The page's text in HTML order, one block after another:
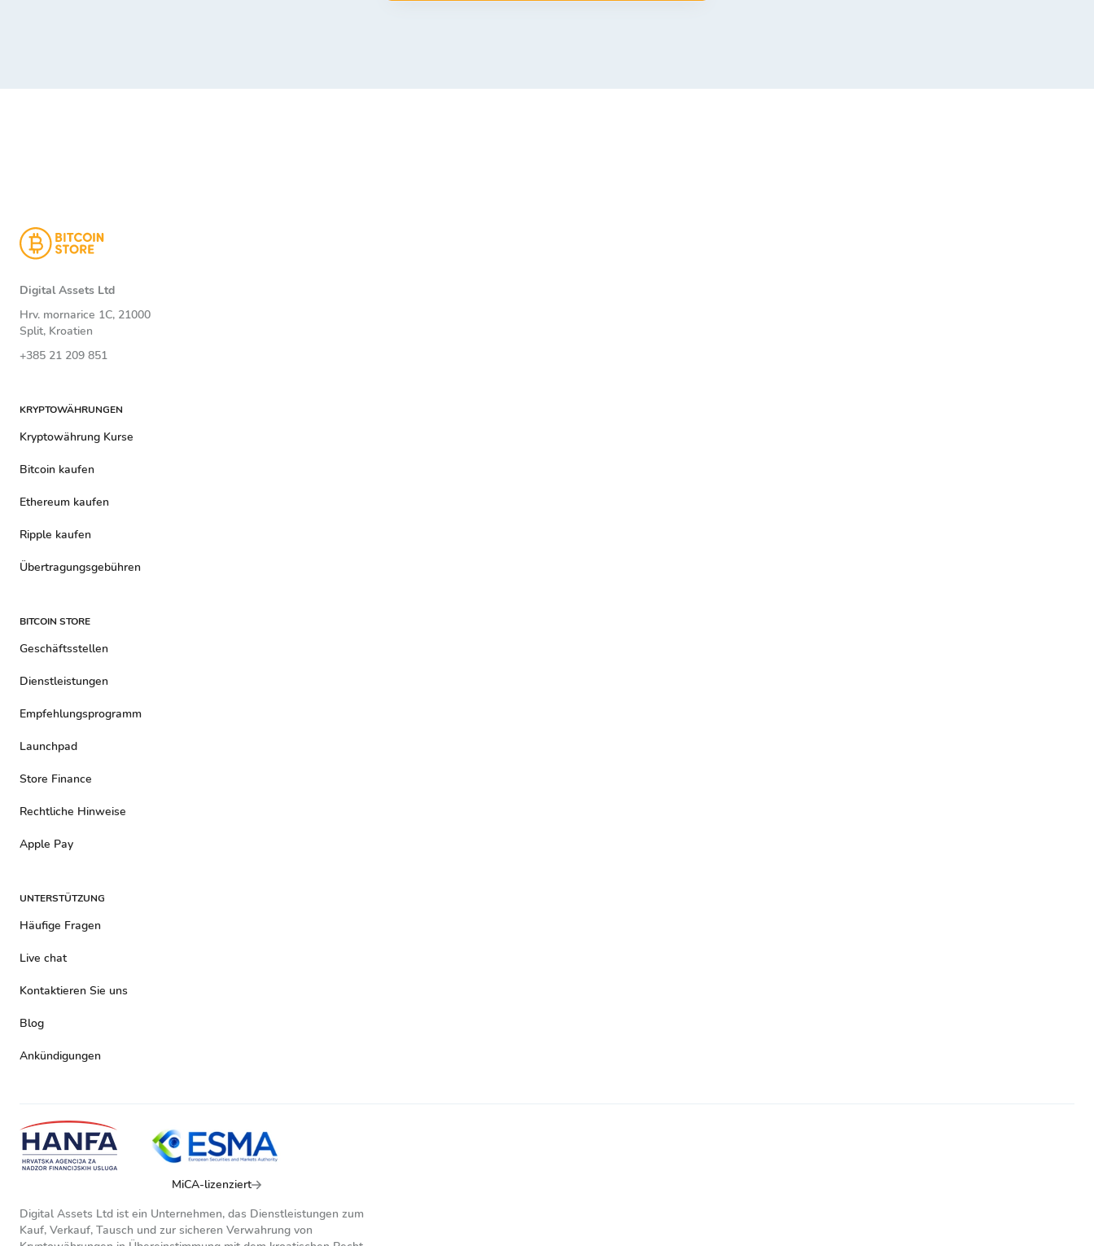
Digital Assets Ltd
Hrv. mornarice 1C, 21000
Split, Kroatien
+385 21 209 851
KRYPTOWÄHRUNGEN
Kryptowährung Kurse
Bitcoin kaufen
Ethereum kaufen
Ripple kaufen
Übertragungsgebühren
BITCOIN STORE
Geschäftsstellen
Dienstleistungen
Empfehlungsprogramm
Launchpad
Store Finance
Rechtliche Hinweise
Apple Pay
UNTERSTÜTZUNG
Häufige Fragen
Live chat
Kontaktieren Sie uns
Blog
Ankündigungen
MiCA-lizenziert
Digital Assets Ltd ist ein Unternehmen, das Dienstleistungen zum
Kauf, Verkauf, Tausch und zur sicheren Verwahrung von